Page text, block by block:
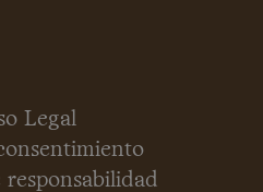
Legal
responsabilidad